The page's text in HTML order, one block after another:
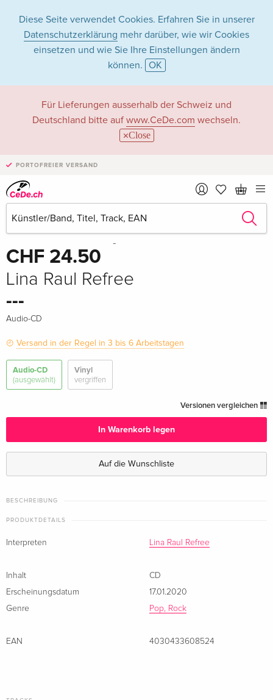
Diese Seite verwendet Cookies. Erfahren Sie in unserer
Datenschutzerklärung mehr darüber, wie wir Cookies
einsetzen und wie Sie Ihre Einstellungen ändern
können. OK
Für Lieferungen ausserhalb der Schweiz und
Deutschland bitte auf www.CeDe.com wechseln.
Close
PORTOFREIER VERSAND
CHF 24.50
Lina Raul Refree
---
Audio-CD
Versand in der Regel in 3 bis 6 Arbeitstagen
Audio-CD
(ausgewählt)
Vinyl
vergriffen
Versionen vergleichen
In Warenkorb legen
Auf die Wunschliste
BESCHREIBUNG
PRODUKTDETAILS
Interpreten Lina Raul Refree
Inhalt
CD
Erscheinungsdatum
17.01.2020
Genre
Pop, Rock
EAN 4030433608524